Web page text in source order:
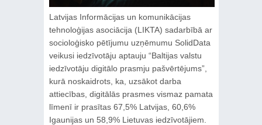
Latvijas Informācijas un komunikācijas
tehnoloģijas asociācija (LIKTA) sadarbībā ar
socioloģisko pētījumu uzņēmumu SolidData
veikusi iedzīvotāju aptauju “Baltijas valstu
iedzīvotāju digitālo prasmju pašvērtējums”,
kurā noskaidrots, ka, uzsākot darba
attiecības, digitālās prasmes vismaz pamata
līmenī ir prasītas 67,5% Latvijas, 60,6%
Igaunijas un 58,9% Lietuvas iedzīvotājiem.